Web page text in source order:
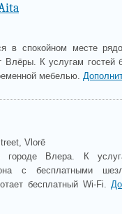
в спокойном месте
К услугам гостей
мебелью.
Vlorë
Влера. К
с бесплатными
бесплатный Wi-Fi.